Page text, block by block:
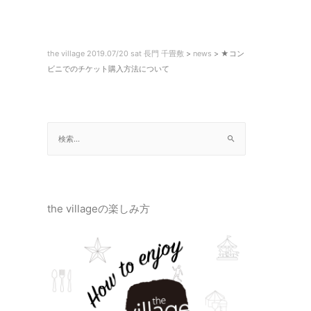
the village 2019.07/20 sat 長門 千畳敷 > news > ★コン
ビニでのチケット購入方法について
the villageの楽しみ方